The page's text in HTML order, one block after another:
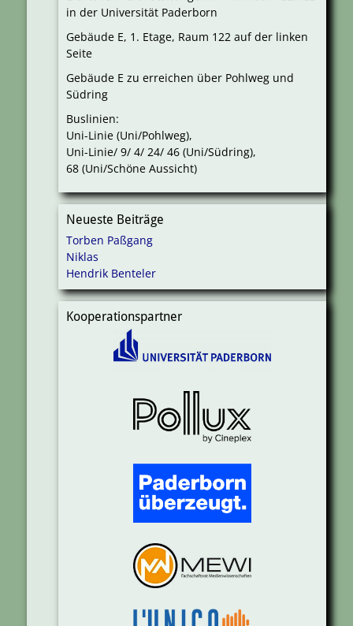
in der Universität Paderborn
Gebäude E, 1. Etage, Raum 122 auf der linken
Seite
Gebäude E zu erreichen über Pohlweg und
Südring
Buslinien:
Uni-Linie (Uni/Pohlweg),
Uni-Linie/ 9/ 4/ 24/ 46 (Uni/Südring),
68 (Uni/Schöne Aussicht)
Neueste Beiträge
Torben Paßgang
Niklas
Hendrik Benteler
Kooperationspartner